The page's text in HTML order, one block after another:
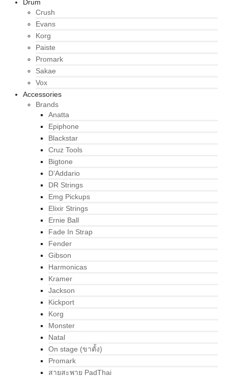
Drum
Crush
Evans
Korg
Paiste
Promark
Sakae
Vox
Accessories
Brands
Anatta
Epiphone
Blackstar
Cruz Tools
Bigtone
D’Addario
DR Strings
Emg Pickups
Elixir Strings
Ernie Ball
Fade In Strap
Fender
Gibson
Harmonicas
Kramer
Jackson
Kickport
Korg
Monster
Natal
On stage (ขาตั้ง)
Promark
สายสะพาย PadThai